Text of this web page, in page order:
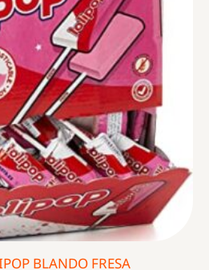
BLANDO FRESA